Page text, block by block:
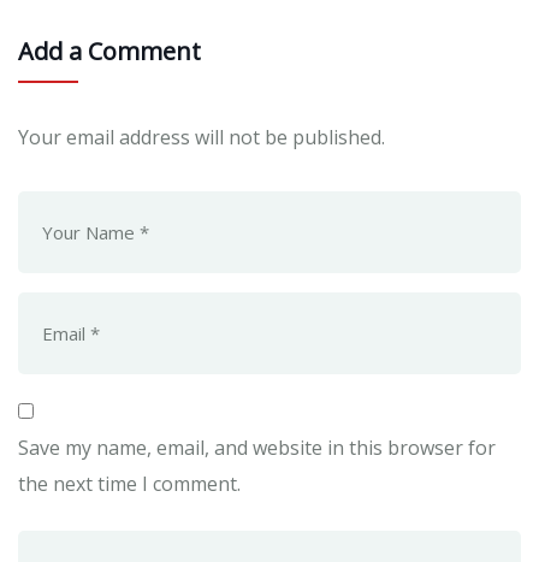
Add a Comment
Your email address will not be published.
Save my name, email, and website in this browser for
the next time I comment.